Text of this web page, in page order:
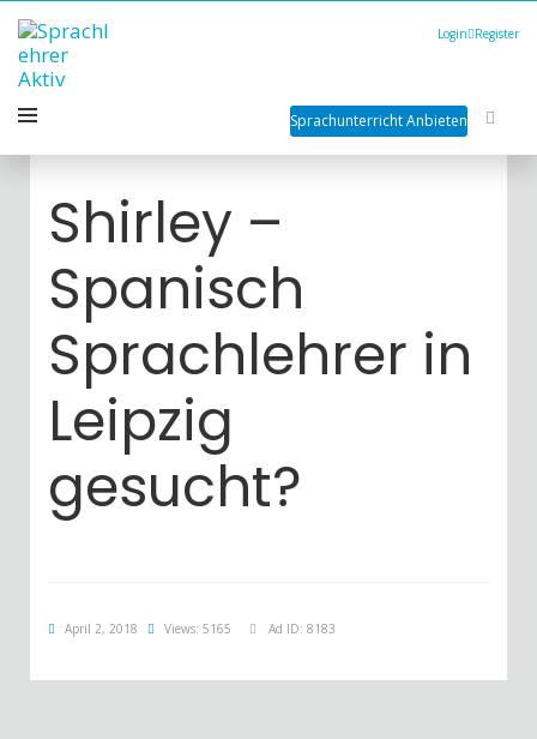
Login Register
Sprachunterricht Anbieten
Shirley –
Spanisch
Sprachlehrer in
Leipzig
gesucht?
April 2, 2018 Views: 5165 Ad ID: 8183